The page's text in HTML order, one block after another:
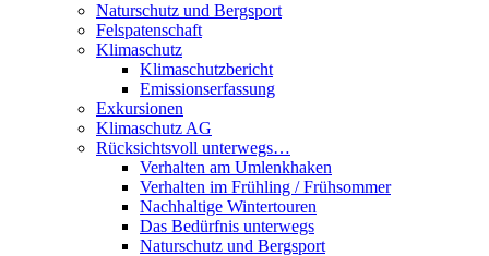
Naturschutz und Bergsport
Felspatenschaft
Klimaschutz
Klimaschutzbericht
Emissionserfassung
Exkursionen
Klimaschutz AG
Rücksichtsvoll unterwegs…
Verhalten am Umlenkhaken
Verhalten im Frühling / Frühsommer
Nachhaltige Wintertouren
Das Bedürfnis unterwegs
Naturschutz und Bergsport